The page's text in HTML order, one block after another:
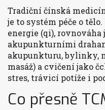
Tradiční čínská
je to systém péče o
energie (qi), rovnováha
akupunkturními
akupunkturu, bylinky,
masáž) a cvičení jako
stres, trávicí potíže i
Co přesně